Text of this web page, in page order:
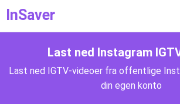
InSaver
Last ned Instagram
Last ned IGTV-videoer fra offentlige
din egen konto